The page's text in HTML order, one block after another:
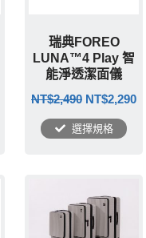
瑞典FOREO
LUNA™4 Play 智
能淨透潔面儀
NT$2,490 NT$2,290
選擇規格